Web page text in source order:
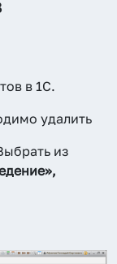
в 1С.
удалить
из